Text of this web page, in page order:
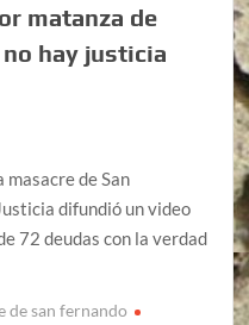
matanza de
hay justicia
de San
difundió un video
72 deudas con la verdad
de san fernando